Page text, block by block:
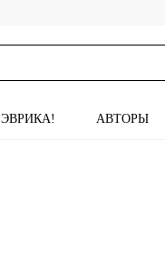
ЭВРИКА! АВТОРЫ